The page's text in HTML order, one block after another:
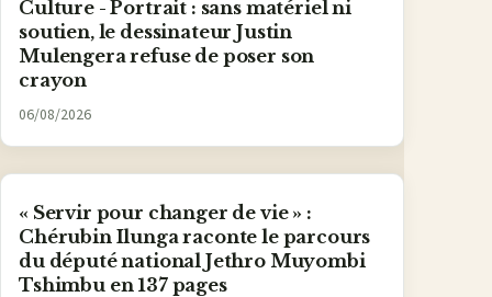
Culture - Portrait : sans matériel ni
soutien, le dessinateur Justin
Mulengera refuse de poser son
crayon
06/08/2026
« Servir pour changer de vie » :
Chérubin Ilunga raconte le parcours
du député national Jethro Muyombi
Tshimbu en 137 pages